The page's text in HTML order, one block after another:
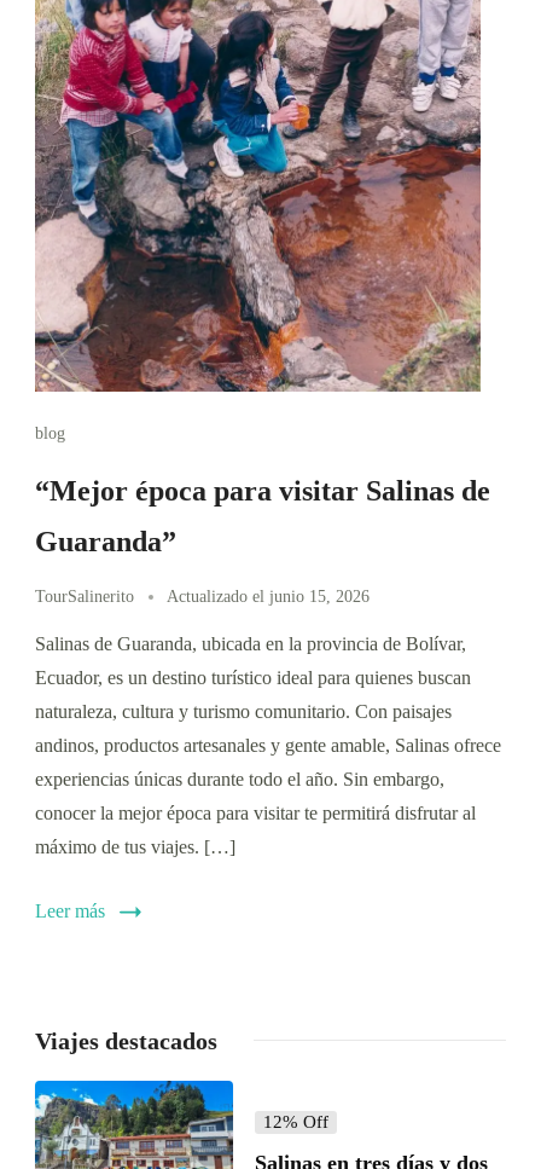
blog
“Mejor época para visitar Salinas de
Guaranda”
TourSalinerito Actualizado el junio 15, 2026
Salinas de Guaranda, ubicada en la provincia de Bolívar,
Ecuador, es un destino turístico ideal para quienes buscan
naturaleza, cultura y turismo comunitario. Con paisajes
andinos, productos artesanales y gente amable, Salinas ofrece
experiencias únicas durante todo el año. Sin embargo,
conocer la mejor época para visitar te permitirá disfrutar al
máximo de tus viajes. […]
Leer más
Viajes destacados
12% Off
Salinas en tres días y dos